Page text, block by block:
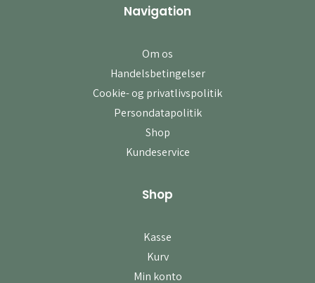
Navigation
Om os
Handelsbetingelser
Cookie- og privatlivspolitik
Persondatapolitik
Shop
Kundeservice
Shop
Kasse
Kurv
Min konto